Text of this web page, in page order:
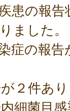
患の報
ました。
症の報
２件あ
細菌目